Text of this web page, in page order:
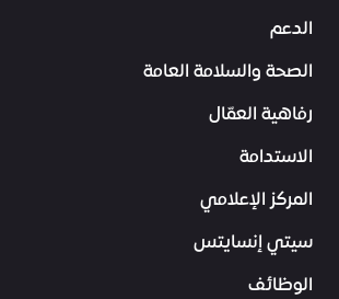
الدعم
الصحة والسلامة العامة
رفاهية العمّال
الاستدامة
المركز الإعلامي
سيتي إنسايتس
الوظائف